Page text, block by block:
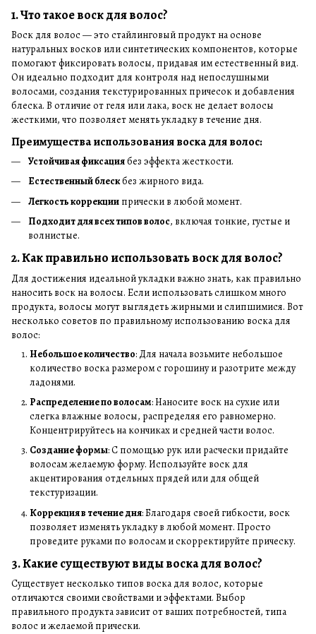
1. Что такое воск для волос?
Воск для волос — это стайлинговый продукт на основе
натуральных восков или синтетических компонентов, которые
помогают фиксировать волосы, придавая им естественный вид.
Он идеально подходит для контроля над непослушными
волосами, создания текстурированных причесок и добавления
блеска. В отличие от геля или лака, воск не делает волосы
жесткими, что позволяет менять укладку в течение дня.
Преимущества использования воска для волос:
Устойчивая фиксациябез эффекта жесткости.
Естественный блескбез жирного вида.
Легкость коррекции прически в любой момент.
Подходит для всех типов волос, включая тонкие, густые и
волнистые.
2. Как правильно использовать воск для волос?
Для достижения идеальной укладки важно знать, как правильно
наносить воск на волосы. Если использовать слишком много
продукта, волосы могут выглядеть жирными и слипшимися. Вот
несколько советов по правильному использованию воска для
волос:
Небольшое количество: Для начала возьмите небольшое
количество воска размером с горошину и разотрите между
ладонями.
Распределение по волосам: Наносите воск на сухие или
слегка влажные волосы, распределяя его равномерно.
Концентрируйтесь на кончиках и средней части волос.
Создание формы: С помощью рук или расчески придайте
волосам желаемую форму. Используйте воск для
акцентирования отдельных прядей или для общей
текстуризации.
Коррекция в течение дня: Благодаря своей гибкости, воск
позволяет изменять укладку в любой момент. Просто
проведите руками по волосам и скорректируйте прическу.
3. Какие существуют виды воска для волос?
Существует несколько типов воска для волос, которые
отличаются своими свойствами и эффектами. Выбор
правильного продукта зависит от ваших потребностей, типа
волос и желаемой прически.